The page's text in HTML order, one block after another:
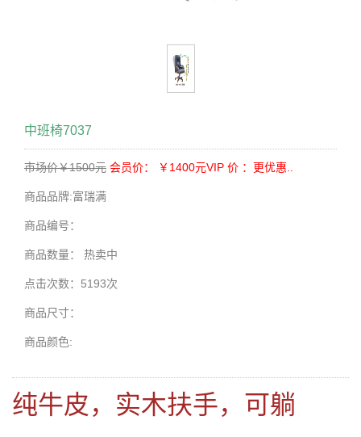
中班椅7037
市场价￥1500元 会员价： ￥1400元VIP 价 ：更优惠..
商品品牌:富瑞满
商品编号：
商品数量： 热卖中
点击次数：5193次
商品尺寸：
商品颜色:
纯牛皮，实木扶手，可躺